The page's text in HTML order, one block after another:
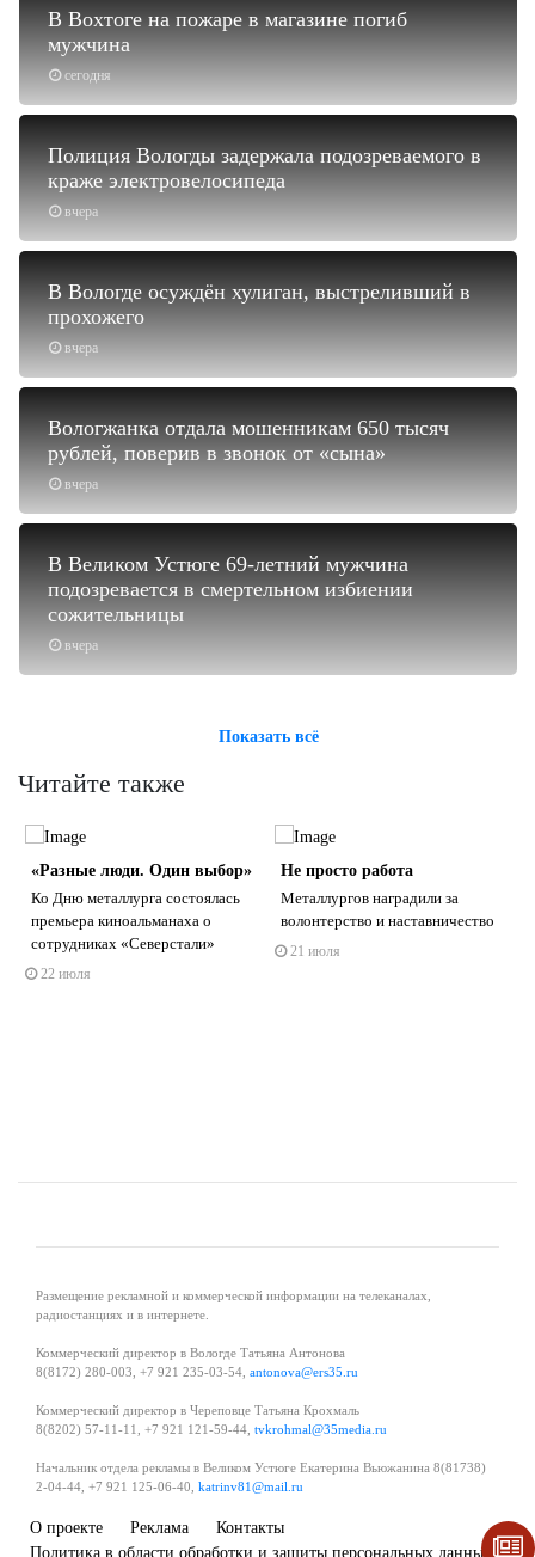
сегодня
В Вохтоге на пожаре в магазине погиб
мужчина
вчера
Полиция Вологды задержала подозреваемого в
краже электровелосипеда
вчера
В Вологде осуждён хулиган, выстреливший в
прохожего
вчера
Вологжанка отдала мошенникам 650 тысяч
рублей, поверив в звонок от «сына»
вчера
В Великом Устюге 69-летний мужчина
подозревается в смертельном избиении
сожительницы
Показать всё
Читайте также
«Разные люди. Один выбор»
Ко Дню металлурга состоялась
премьера киноальманаха о
сотрудниках «Северстали»
22 июля
Не просто работа
Металлургов наградили за
волонтерство и наставничество
21 июля
Размещение рекламной и коммерческой информации на телеканалах,
радиостанциях и в интернете.
Коммерческий директор в Вологде Татьяна Антонова
8(8172) 280-003, +7 921 235-03-54, antonova@ers35.ru
Коммерческий директор в Череповце Татьяна Крохмаль
8(8202) 57-11-11, +7 921 121-59-44, tvkrohmal@35media.ru
Начальник отдела рекламы в Великом Устюге Екатерина Вьюжанина 8(81738)
2-04-44, +7 921 125-06-40, katrinv81@mail.ru
О проекте Реклама
Контакты
Политика в области обработки и защиты персональных данных